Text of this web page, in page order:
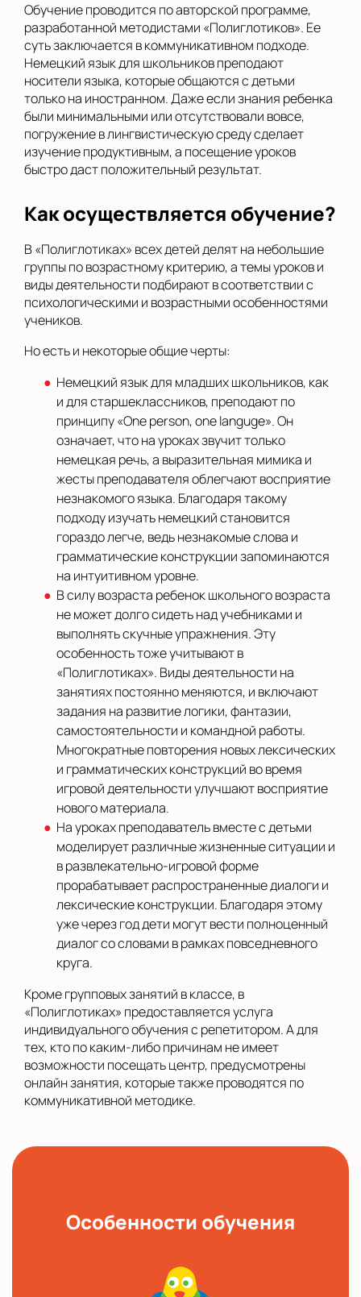
Обучение проводится по авторской программе,
разработанной методистами «Полиглотиков». Ее
суть заключается в коммуникативном подходе.
Немецкий язык для школьников преподают
носители языка, которые общаются с детьми
только на иностранном. Даже если знания ребенка
были минимальными или отсутствовали вовсе,
погружение в лингвистическую среду сделает
изучение продуктивным, а посещение уроков
быстро даст положительный результат.
Как осуществляется обучение?
В «Полиглотиках» всех детей делят на небольшие
группы по возрастному критерию, а темы уроков и
виды деятельности подбирают в соответствии с
психологическими и возрастными особенностями
учеников.
Но есть и некоторые общие черты:
Немецкий язык для младших школьников, как
и для старшеклассников, преподают по
принципу «One person, one languge». Он
означает, что на уроках звучит только
немецкая речь, а выразительная мимика и
жесты преподавателя облегчают восприятие
незнакомого языка. Благодаря такому
подходу изучать немецкий становится
гораздо легче, ведь незнакомые слова и
грамматические конструкции запоминаются
на интуитивном уровне.
В силу возраста ребенок школьного возраста
не может долго сидеть над учебниками и
выполнять скучные упражнения. Эту
особенность тоже учитывают в
«Полиглотиках». Виды деятельности на
занятиях постоянно меняются, и включают
задания на развитие логики, фантазии,
самостоятельности и командной работы.
Многократные повторения новых лексических
и грамматических конструкций во время
игровой деятельности улучшают восприятие
нового материала.
На уроках преподаватель вместе с детьми
моделирует различные жизненные ситуации и
в развлекательно-игровой форме
прорабатывает распространенные диалоги и
лексические конструкции. Благодаря этому
уже через год дети могут вести полноценный
диалог со словами в рамках повседневного
круга.
Кроме групповых занятий в классе, в
«Полиглотиках» предоставляется услуга
индивидуального обучения с репетитором. А для
тех, кто по каким-либо причинам не имеет
возможности посещать центр, предусмотрены
онлайн занятия, которые также проводятся по
коммуникативной методике.
Особенности обучения